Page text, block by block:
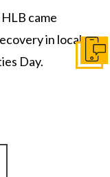
came
in local
Day.
Ir a